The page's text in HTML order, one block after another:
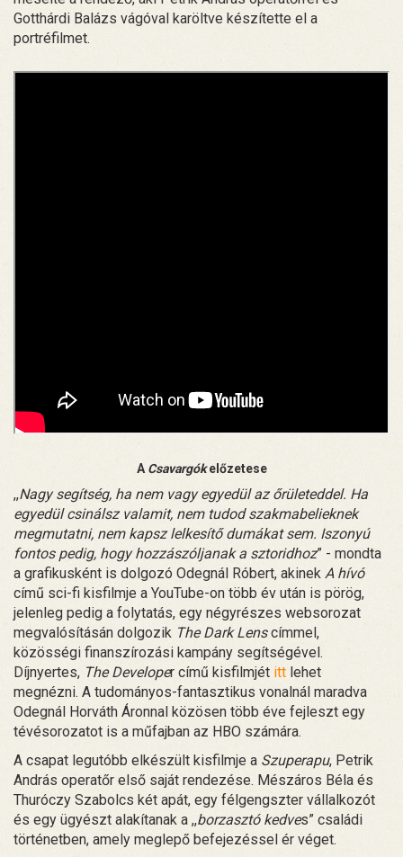
Gotthárdi Balázs vágóval karöltve készítette el a
portréfilmet.
A Csavargókelőzetese
,,Nagy segítség, ha nem vagy egyedül az őrületeddel. Ha
egyedül csinálsz valamit, nem tudod szakmabelieknek
megmutatni, nem kapsz lelkesítő dumákat sem. Iszonyú
fontos pedig, hogy hozzászóljanak a sztoridhoz” - mondta
a grafikusként is dolgozó Odegnál Róbert, akinek A hívó
című sci-fi kisfilmje a YouTube-on több év után is pörög,
jelenleg pedig a folytatás, egy négyrészes websorozat
megvalósításán dolgozik The Dark Lenscímmel,
közösségi finanszírozási kampány segítségével.
Díjnyertes, The Developer című kisfilmjét itt lehet
megnézni. A tudományos-fantasztikus vonalnál maradva
Odegnál Horváth Áronnal közösen több éve fejleszt egy
tévésorozatot is a műfajban az HBO számára.
A csapat legutóbb elkészült kisfilmje a Szuperapu, Petrik
András operatőr első saját rendezése. Mészáros Béla és
Thuróczy Szabolcs két apát, egy félgengszter vállalkozót
és egy ügyészt alakítanak a ,,borzasztó kedves” családi
történetben, amely meglepő befejezéssel ér véget.